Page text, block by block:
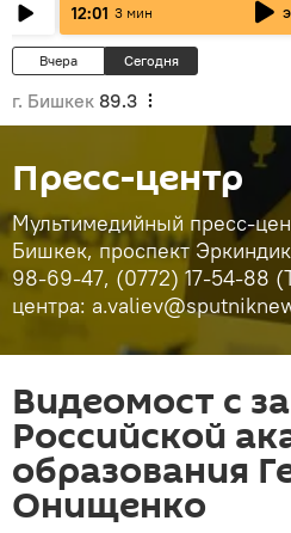
12:01 3 мин
Вчера Сегодня
г. Бишкек 89.3
Пресс-центр
Мультимедийный пресс-
Бишкек, проспект
98-69-47, (0772) 17-54-88
центра:
Видеомост с
Российской
образования
Онищенко